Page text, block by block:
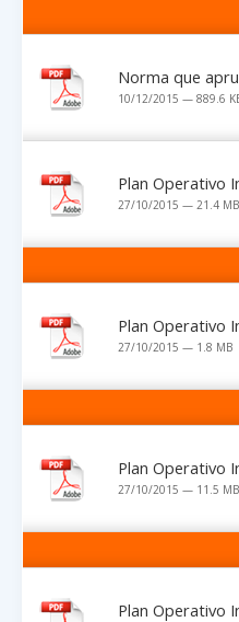
Norma que
10/12/2015 — 889.6
Plan Operativo
27/10/2015 — 21.4 MB
Plan Operativo
27/10/2015 — 1.8 MB
Plan Operativo
27/10/2015 — 11.5 MB
Plan Operativo